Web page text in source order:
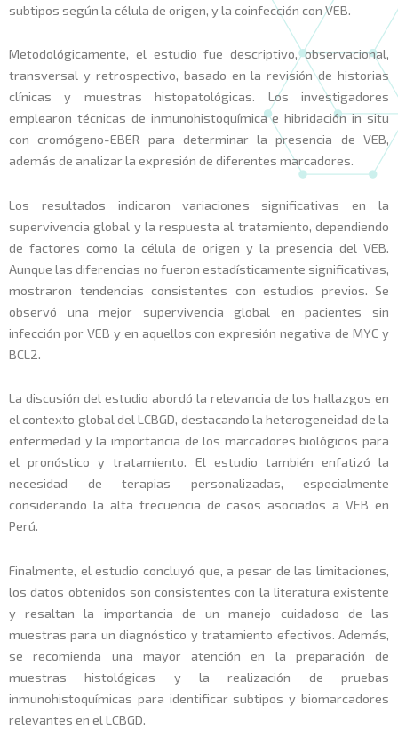
subtipos según la célula de origen, y la coinfección con VEB.
Metodológicamente, el estudio fue descriptivo, observacional,
transversal y retrospectivo, basado en la revisión de historias
clínicas y muestras histopatológicas. Los investigadores
emplearon técnicas de inmunohistoquímica e hibridación in situ
con cromógeno-EBER para determinar la presencia de VEB,
además de analizar la expresión de diferentes marcadores.
Los resultados indicaron variaciones significativas en la
supervivencia global y la respuesta al tratamiento, dependiendo
de factores como la célula de origen y la presencia del VEB.
Aunque las diferencias no fueron estadísticamente significativas,
mostraron tendencias consistentes con estudios previos. Se
observó una mejor supervivencia global en pacientes sin
infección por VEB y en aquellos con expresión negativa de MYC y
BCL2.
La discusión del estudio abordó la relevancia de los hallazgos en
el contexto global del LCBGD, destacando la heterogeneidad de la
enfermedad y la importancia de los marcadores biológicos para
el pronóstico y tratamiento. El estudio también enfatizó la
necesidad de terapias personalizadas, especialmente
considerando la alta frecuencia de casos asociados a VEB en
Perú.
Finalmente, el estudio concluyó que, a pesar de las limitaciones,
los datos obtenidos son consistentes con la literatura existente
y resaltan la importancia de un manejo cuidadoso de las
muestras para un diagnóstico y tratamiento efectivos. Además,
se recomienda una mayor atención en la preparación de
muestras histológicas y la realización de pruebas
inmunohistoquímicas para identificar subtipos y biomarcadores
relevantes en el LCBGD.